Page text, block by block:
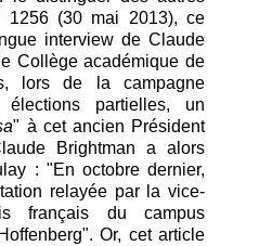
1256 (30 mai 2013), ce
interview de Claude
Collège académique de
lors de la campagne
partielles, un
" à cet ancien Président
Brightman a alors
: "En octobre dernier,
relayée par la vice-
français du campus
Or, cet article